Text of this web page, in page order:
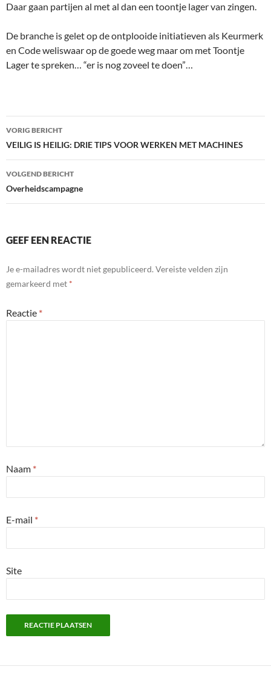
Daar gaan partijen al met al dan een toontje lager van zingen.
De branche is gelet op de ontplooide initiatieven als Keurmerk
en Code weliswaar op de goede weg maar om met Toontje
Lager te spreken… “er is nog zoveel te doen”…
Bericht
navigatie
VORIG BERICHT
VEILIG IS HEILIG: DRIE TIPS VOOR WERKEN MET MACHINES
VOLGEND BERICHT
Overheidscampagne
GEEF EEN REACTIE
Je e-mailadres wordt niet gepubliceerd. Vereiste velden zijn
gemarkeerd met *
Reactie *
Naam *
E-mail *
Site